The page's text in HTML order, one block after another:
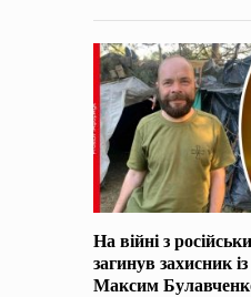
На війні з
загинув захисник
Максим